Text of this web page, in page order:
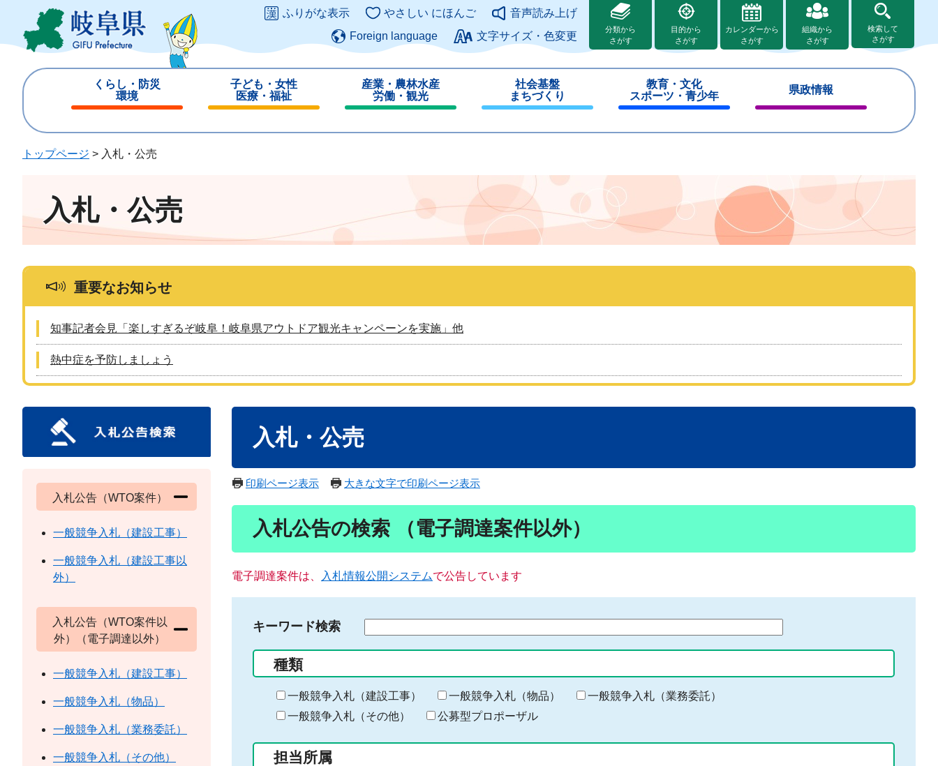
ジ
ュ
このページの本文へ
ふりがな表示 やさしい にほんご
音声読み上げ
Foreign language
文字サイズ・色変更
分類から
さがす
目的から
さがす
カレンダーから
さがす
組織から
さがす
検索して
さがす
くらし・防災
環境
じ
子ども・女性
医療・福祉
じ
産業・農林水産
労働・観光
じ
社会基盤
まちづくり
じ
教育・文化
スポーツ・青少年
じ
県政情報
じ
トップページ > 入札・公売
入札・公売
重要なお知らせ
知事記者会見「楽しすぎるぞ岐阜！岐阜県アウトドア観光キャンペーンを実施」他
熱中症を予防しましょう
入札・公売
印刷ページ表示 大きな文字で印刷ページ表示
入札公告の検索 （電子調達案件以外）
電子調達案件は、 入札情報公開システムで公告しています
キーワード検索
る
キ
ー
ー
種類
一般競争入札（建設工事） 一般競争入札（物品）
一般競争入札（業務委託）
一般競争入札（その他）
公募型プロポーザル
担当所属
入札公告（WTO案件）
一般競争入札（建設工事）
一般競争入札（建設工事以
外）
入札公告（WTO案件以
外）（電子調達以外）
一般競争入札（建設工事）
一般競争入札（物品）
一般競争入札（業務委託）
一般競争入札（その他）